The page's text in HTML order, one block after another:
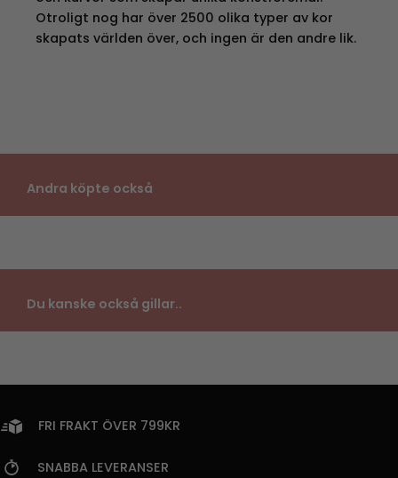
Otroligt nog har över 2500 olika typer av kor
skapats världen över, och ingen är den andre lik.
Andra köpte också
Du kanske också gillar..
FRI FRAKT ÖVER 799KR
SNABBA LEVERANSER